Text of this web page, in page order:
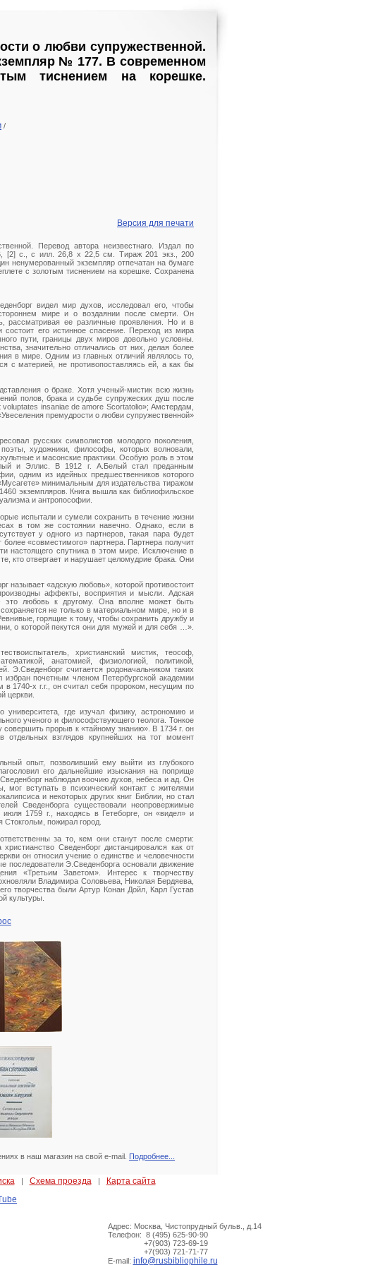
о любви супружественной.
№ 177. В современном
тиснением на корешке.
/
Версия для печати
Перевод автора неизвестнаго. Издал по
[2] с., с илл. 26,8 х 22,5 см. Тираж 201 экз., 200
ненумерованный экземпляр отпечатан на бумаге
с золотым тиснением на корешке. Сохранена
видел мир духов, исследовал его, чтобы
мире и о воздаянии после смерти. Он
рассматривая ее различные проявления. Но и в
его истинное спасение. Переход из мира
пути, границы двух миров довольно условны.
значительно отличались от них, делая более
в мире. Одним из главных отличий являлось то,
с материей, не противопоставляясь ей, а как бы
о браке. Хотя ученый-мистик всю жизнь
полов, брака и судьбе супружеских душ после
insaniae de amore Scortatolio»; Амстердам,
премудрости о любви супружественной»
русских символистов молодого поколения,
художники, философы, которых волновали,
и масонские практики. Особую роль в этом
и Эллис. В 1912 г. А.Белый стал преданным
одним из идейных предшественников которого
минимальным для издательства тиражом
экземпляров. Книга вышла как библиофильское
и антропософии.
испытали и сумели сохранить в течение жизни
в том же состоянии навечно. Однако, если в
у одного из партнеров, такая пара будет
«совместимого» партнера. Партнера получит
настоящего спутника в этом мире. Исключение в
кто отвергает и нарушает целомудрие брака. Они
называет «адскую любовь», которой противостоит
аффекты, восприятия и мысли. Адская
это любовь к другому. Она вполне может быть
не только в материальном мире, но и в
горящие к тому, чтобы сохранить дружбу и
о которой пекутся они для мужей и для себя …».
христианский мистик, теософ,
анатомией, физиологией, политикой,
Э.Сведенборг считается родоначальником таких
почетным членом Петербургской академии
1740-х г.г., он считал себя пророком, несущим по
церкви.
университета, где изучал физику, астрономию и
ученого и философствующего теолога. Тонкое
прорыв к «тайному знанию». В 1734 г. он
отдельных взглядов крупнейших на тот момент
опыт, позволивший ему выйти из глубокого
его дальнейшие изыскания на поприще
наблюдал воочию духов, небеса и ад. Он
мог вступать в психический контакт с жителями
и некоторых других книг Библии, но стал
Сведенборга существовали неопровержимые
1759 г., находясь в Гетеборге, он «видел» и
пожирал город.
за то, кем они станут после смерти:
Сведенборг дистанцировался как от
он относил учение о единстве и человечности
последователи Э.Сведенборга основали движение
«Третьим Заветом». Интерес к творчеству
Владимира Соловьева, Николая Бердяева,
творчества были Артур Конан Дойл, Карл Густав
культуры.
в наш магазин на свой e-mail. Подробнее...
| Схема проезда |
Карта сайта
Адрес: Москва, Чистопрудный бульв., д.14
Телефон: 8 (495) 625-90-90
+7(903) 723-69-19
+7(903) 721-71-77
E-mail: info@rusbibliophile.ru